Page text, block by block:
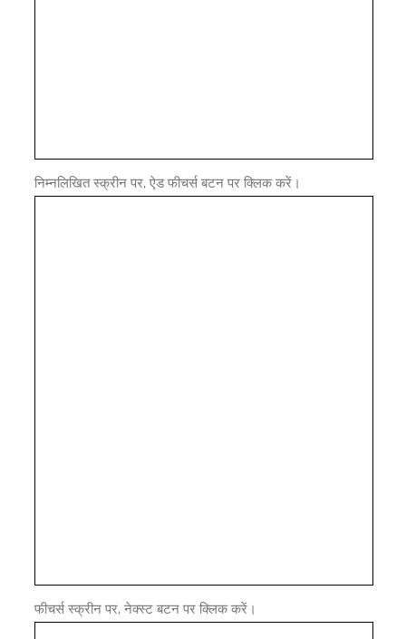
निम्नलिखित स्क्रीन पर, ऐड फीचर्स बटन पर क्लिक करें।
फीचर्स स्क्रीन पर, नेक्स्ट बटन पर क्लिक करें।